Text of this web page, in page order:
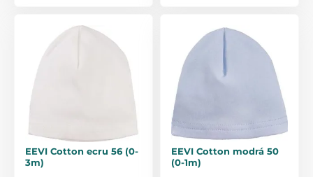
EEVI Cotton ecru 56 (0-
3m)
EEVI Cotton modrá 50
(0-1m)